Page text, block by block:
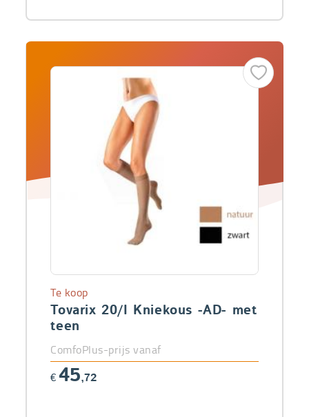
Tovarix 20/I Kniekous -AD- met
teen
Te koop
ComfoPlus-prijs vanaf
€ 45,72